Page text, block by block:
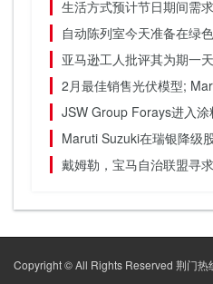
生活方式预计节日期间需
自动陈列室今天准备在绿
亚马逊工人批评其为期一
2月最佳销售光伏模型;
JSW Group Forays进入
Maruti Suzuki在瑞银降级
戴姆勒，宝马自治联盟寻
Copyright © All Rights Reserved 荆门热